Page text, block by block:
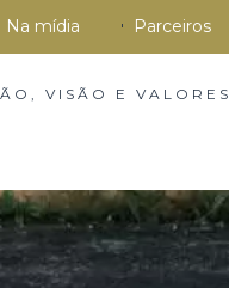
Na mídia Parceiros
VISÃO E VALORES